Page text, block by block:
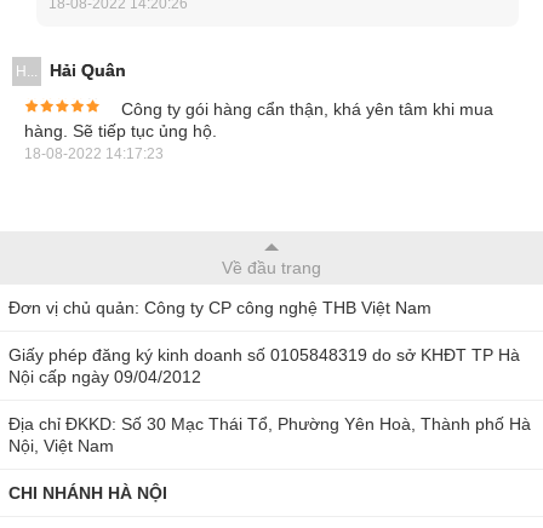
Đồng hồ vạn năng Sanwa CP-7D sử dụng đơn giản
Đồng hồ vạn năng Sanwa CP-7D đo lường
đa dạng
H...
Hải Quân
Công ty gói hàng cẩn thận, khá yên tâm khi mua
hàng. Sẽ tiếp tục ủng hộ.
18-08-2022 14:17:23
Về đầu trang
Đơn vị chủ quản: Công ty CP công nghệ THB Việt Nam
Giấy phép đăng ký kinh doanh số 0105848319 do sở KHĐT TP Hà
Nội cấp ngày 09/04/2012
Địa chỉ ĐKKD: Số 30 Mạc Thái Tổ, Phường Yên Hoà, Thành phố Hà
Nội, Việt Nam
CHI NHÁNH HÀ NỘI